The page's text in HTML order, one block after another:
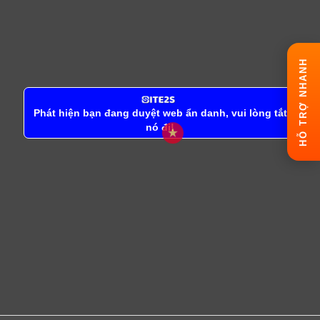
HỖ TRỢ NHANH